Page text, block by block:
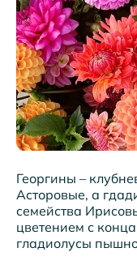
Георгины –
Асторовые, а
семейства
цветением с
гладиолусы пышно